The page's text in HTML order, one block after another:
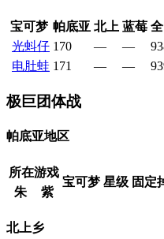
宝可梦 帕底亚 北上 蓝莓
光蚪仔 170 — —
电肚蛙 171 — —
极巨团体战
帕底亚地区
所在游戏
宝可梦 星级 固定
朱
紫
北上乡